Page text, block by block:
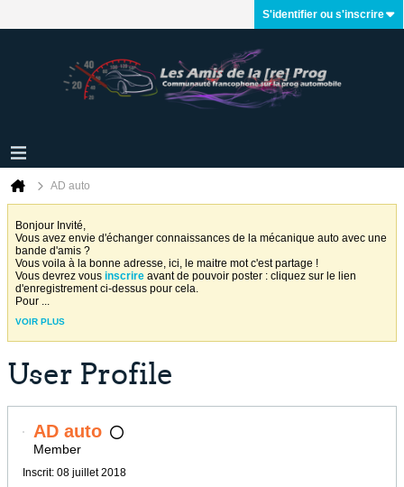
S'identifier ou s'inscrire
AD auto
Bonjour Invité,
Vous avez envie d'échanger connaissances de la mécanique auto avec une
bande d'amis ?
Vous voila à la bonne adresse, ici, le maitre mot c'est partage !
Vous devrez vous inscrire avant de pouvoir poster : cliquez sur le lien
d'enregistrement ci-dessus pour cela.
Pour ...
VOIR PLUS
User Profile
AD auto
Member
Inscrit: 08 juillet 2018